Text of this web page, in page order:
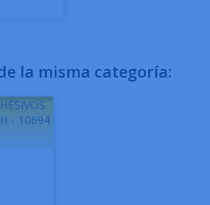
la misma categoría:
- 10694